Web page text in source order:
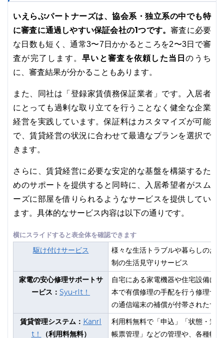
いえらぶパートナーズは、協会系・独立系の中でも特
に審査に通過しやすい保証会社の1つです。審査に必要
な日数も短く、通常3〜7日かかるところを2〜3日で審
査が完了します。早いと審査を依頼した当日のうち
に、審査結果が分かることもあります。
また、同社は「登録家賃債務保証業者」です。入居者
にとっても過剰な取り立てを行うことなく健全な企業
経営を実践しています。保証料はカスタマイズが可能
で、賃貸経営の状況に合わせて最適なプランを選択で
きます。
さらに、賃貸経営に必要な安定的な基盤を構築するた
めのサポートを提供すると同時に、入居希望者がスム
ーズに部屋を借りられるようなサービスを提供してい
ます。具体的なサービス内容は以下の通りです。
駆け付けサービス
様々な生活トラブルや暮らしのお
制の生活見守りサービス
家電の安心修理サポートサ
ービス： Syu-rIt！
自宅にある家電機器や住宅設備に
本で有償修理の手配を行う修理サ
の通信端末の補償が付帯されたサ
賃貸管理システム： KanrI
t！
（利用料無料）
利用料無料で「申込」「状態・進
帳票管理」などの管理や、各種帳